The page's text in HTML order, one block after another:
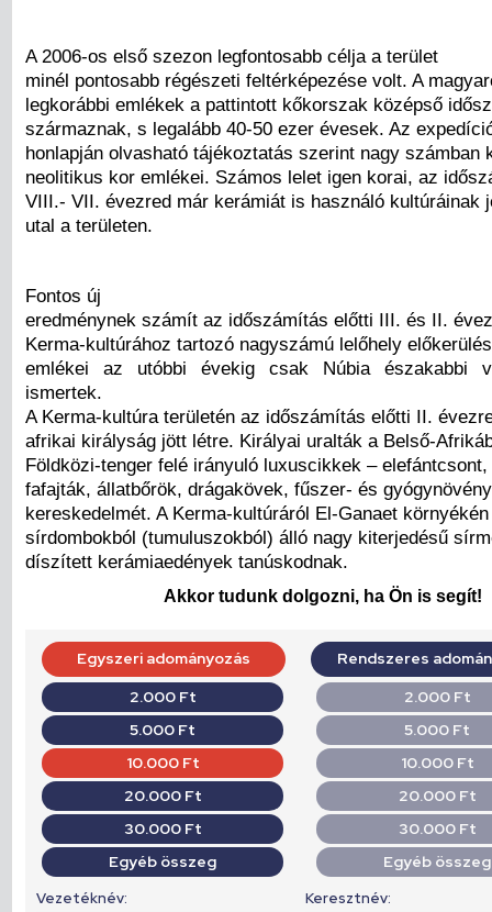
A 2006-os első szezon legfontosabb célja a terület
minél pontosabb régészeti feltérképezése volt. A
legkorábbi emlékek a pattintott kőkorszak középső
származnak, s legalább 40-50 ezer évesek. Az
honlapján olvasható tájékoztatás szerint nagy számban
neolitikus kor emlékei. Számos lelet igen korai, az
VIII.- VII. évezred már kerámiát is használó kultúráinak
utal a területen.
Fontos új
eredménynek számít az időszámítás előtti III. és II.
Kerma-kultúrához tartozó nagyszámú lelőhely
emlékei az utóbbi évekig csak Núbia északabbi
ismertek.
A Kerma-kultúra területén az időszámítás előtti II.
afrikai királyság jött létre. Királyai uralták a Belső-
Földközi-tenger felé irányuló luxuscikkek –
fafajták, állatbőrök, drágakövek, fűszer- és
kereskedelmét. A Kerma-kultúráról El-Ganaet
sírdombokból (tumuluszokból) álló nagy kiterjedésű
díszített kerámiaedények tanúskodnak.
Akkor tudunk dolgozni, ha Ön is segít!